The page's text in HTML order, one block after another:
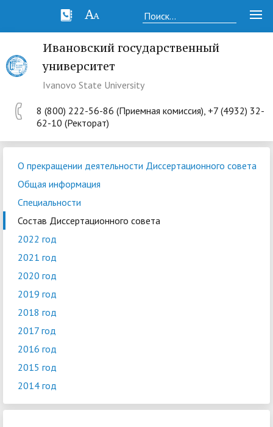
Ивановский государственный
университет
Ivanovo State University
8 (800) 222-56-86 (Приемная комиссия), +7 (4932) 32-
62-10 (Ректорат)
О прекращении деятельности Диссертационного совета
Общая информация
Специальности
Состав Диссертационного совета
2022 год
2021 год
2020 год
2019 год
2018 год
2017 год
2016 год
2015 год
2014 год